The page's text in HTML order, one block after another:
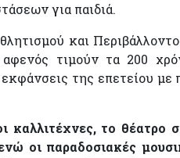
για παιδιά.
και
τιμούν τα 200
της επετείου με
καλλιτέχνες, το θέατρο
οι παραδοσιακές